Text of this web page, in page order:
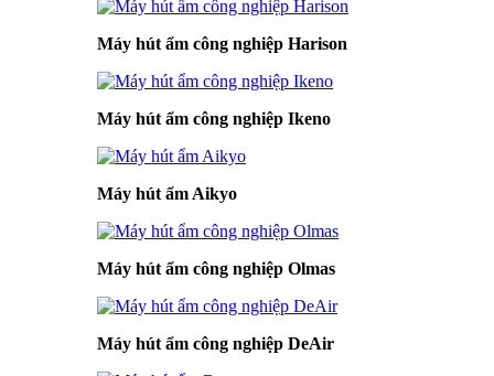
Máy hút ẩm công nghiệp Harison
Máy hút ẩm công nghiệp Ikeno
Máy hút ẩm Aikyo
Máy hút ẩm công nghiệp Olmas
Máy hút ẩm công nghiệp DeAir